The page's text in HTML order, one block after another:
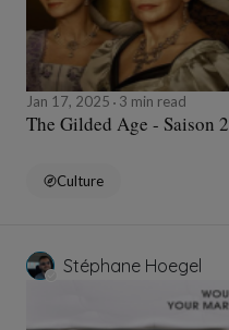
Jan 17, 2025 3 min read
The Gilded Age - Saison 2
Culture
Stéphane Hoegel